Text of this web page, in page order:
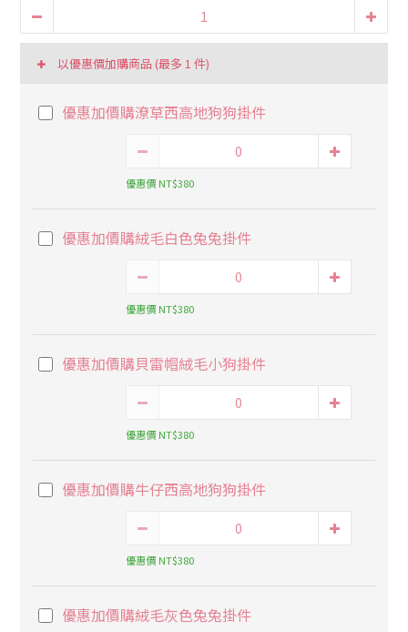
以優惠價加購商品 (最多 1 件)
優惠加價購潦草西高地狗狗掛件
優惠價 NT$380
優惠加價購絨毛白色兔兔掛件
優惠價 NT$380
優惠加價購貝雷帽絨毛小狗掛件
優惠價 NT$380
優惠加價購牛仔西高地狗狗掛件
優惠價 NT$380
優惠加價購絨毛灰色兔兔掛件